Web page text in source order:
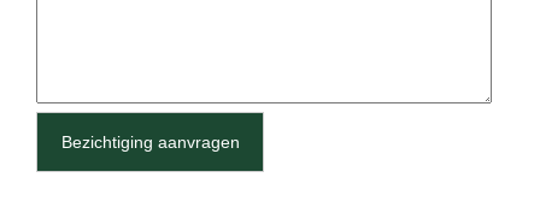
Bezichtiging aanvragen